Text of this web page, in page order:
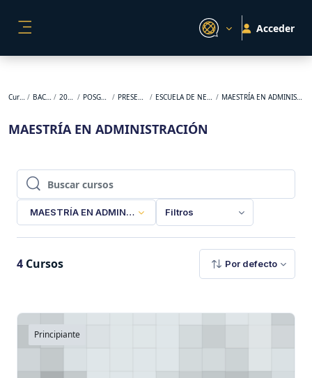
Acceder
Cursos BACKUP 2024-2 POSGRADO PRESENCIAL ESCUELA DE NEGOCIOS MAESTRÍA EN ADMINISTRACIÓN
MAESTRÍA EN ADMINISTRACIÓN
Buscar cursos
Buscar cursos
MAESTRÍA EN ADMINISTRACIÓNFiltros
4 Cursos Por defecto
Principiante